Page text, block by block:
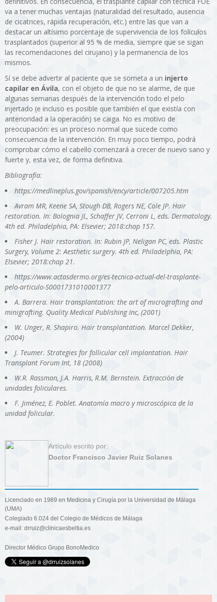
va a tener muchas ventajas (naturalidad del resultado, ausencia
de cicatrices, rápida recuperación, etc.) entre las que van a
destacar un altísimo porcentaje de supervivencia de los folículos
trasplantados (superior al 95 % de media, siempre que se sigan
las recomendaciones del cirujano) y la permanencia de los
mismos.
Sí se debe advertir al paciente que se someta a un injerto
capilar en Ávila, con el objeto de que no se alarme, de que
algunas semanas después de la intervención todo el pelo
injertado (e incluso es posible que también el que existía con
anterioridad a la operación) se caiga. No es motivo de
preocupación: es un proceso normal que sucede como
consecuencia de la intervención. En muy poco tiempo, podrá
comprobar cómo el cabello comenzará a crecer de nuevo sano y
fuerte y, esta vez, de forma definitiva.
Bibliografía:
https://medlineplus.gov/spanish/ency/article/007205.htm
Avram MR, Keene SA, Stough DB, Rogers NE, Cole JP. Hair
restoration. In: Bolognia JL, Schaffer JV, Cerroni L, eds. Dermatology.
4th ed. Philadelphia, PA: Elsevier; 2018:chap 157.
Fisher J. Hair restoration. In: Rubin JP, Neligan PC, eds. Plastic
Surgery, Volume 2: Aesthetic surgery. 4th ed. Philadelphia, PA:
Elsevier; 2018:chap 21.
https://www.actasdermo.org/es-tecnica-actual-del-trasplante-
pelo-articulo-S0001731010001377
A. Barrera. Hair transplantation: the art of micrografting and
minigrafting. Quality Medical Publishing Inc, (2001)
W. Unger, R. Shapiro. Hair transplantation. Marcel Dekker,
(2004)
J. Teumer. Strategies for follicular cell implantation. Hair
Transplant Forum Int, 18 (2008)
W.R. Rassman, J.A. Harris, R.M. Bernstein. Extracción de
unidades foliculares.
F. Jiménez, E. Poblet. Anatomía macro y microscópica de la
unidad folicular.
Artículo escrito por:
Doctor Francisco Javier Ruiz Solanes
Licenciado en 1989 en Medicina y Cirugía por la Universidad de Málaga
(UMA)
Colegiado 6.024 del Colegio de Médicos de Málaga
e-mail: drruiz@clinicaesbeltia.es
Director Médico Grupo BonoMedico